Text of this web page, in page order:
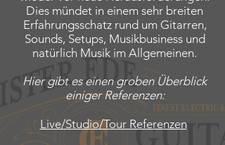
Dies mündet in einem sehr breiten
Erfahrungsschatz rund um Gitarren,
Sounds, Setups, Musikbusiness und
natürlich Musik im Allgemeinen.
Hier gibt es einen groben Überblick
einiger Referenzen:
Live/Studio/Tour Referenzen